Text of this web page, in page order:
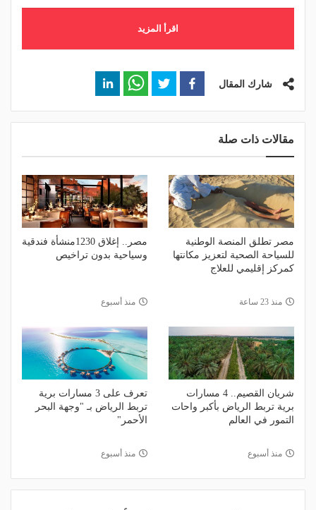
اقرأ المزيد
شارك المقال
مقالات ذات صلة
مصر تطلق المنصة الوطنية
للسياحة الصحية لتعزيز مكانتها
كمركز إقليمي للعلاج
منذ 23 ساعة
مصر.. إغلاق 1230منشأة فندقية
وسياحية بدون تراخيص
منذ أسبوع
شريان القصيم.. 4 مسارات
برية تربط الرياض بأكبر واحات
التمور في العالم
منذ أسبوع
تعرف على 3 مسارات برية
تربط الرياض بـ "وجهة البحر
الأحمر"
منذ أسبوع